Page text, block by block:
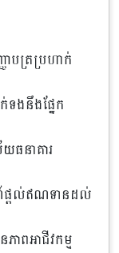
ាបត្រប្រហាក់
ទងនឹងផ្នែក
ធនាគារ
ណ៍ផ្តល់ឥណទានដល់
ាពអាជីវកម្ម